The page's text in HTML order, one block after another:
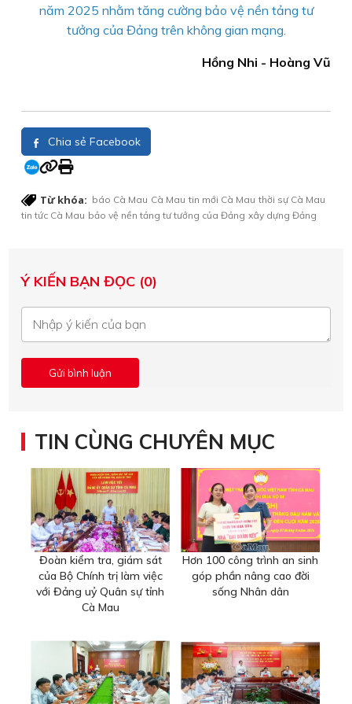
năm 2025 nhằm tăng cường bảo vệ nền tảng tư
tưởng của Đảng trên không gian mạng.
Hồng Nhi - Hoàng Vũ
Chia sẻ Facebook
Từ khóa: báo Cà Mau Cà Mau tin mới Cà Mau thời sự Cà Mau
tin tức Cà Mau bảo vệ nền tảng tư tưởng của Đảng xây dựng Đảng
Ý KIẾN BẠN ĐỌC (0)
TIN CÙNG CHUYÊN MỤC
Đoàn kiểm tra, giám sát
của Bộ Chính trị làm việc
với Đảng uỷ Quân sự tỉnh
Cà Mau
Hơn 100 công trình an sinh
góp phần nâng cao đời
sống Nhân dân